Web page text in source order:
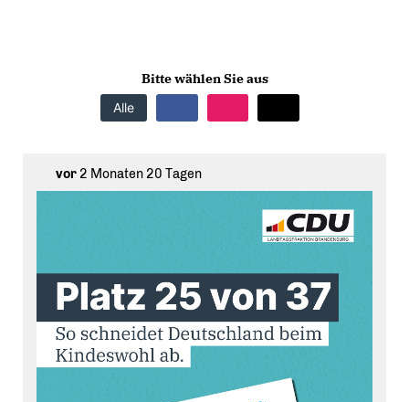
Bitte wählen Sie aus
Alle
vor2 Monaten 20 Tagen